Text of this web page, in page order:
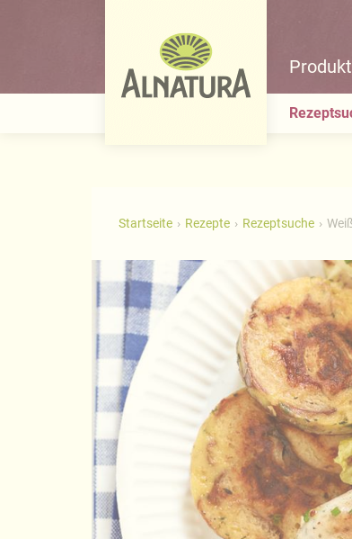
Startseite Rezepte Rezeptsuche